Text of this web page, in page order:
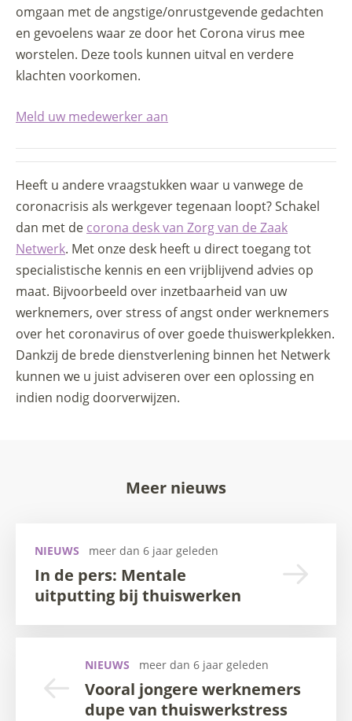
omgaan met de angstige/onrustgevende gedachten
en gevoelens waar ze door het Corona virus mee
worstelen. Deze tools kunnen uitval en verdere
klachten voorkomen.
Meld uw medewerker aan
Heeft u andere vraagstukken waar u vanwege de
coronacrisis als werkgever tegenaan loopt? Schakel
dan met de corona desk van Zorg van de Zaak
Netwerk. Met onze desk heeft u direct toegang tot
specialistische kennis en een vrijblijvend advies op
maat. Bijvoorbeeld over inzetbaarheid van uw
werknemers, over stress of angst onder werknemers
over het coronavirus of over goede thuiswerkplekken.
Dankzij de brede dienstverlening binnen het Netwerk
kunnen we u juist adviseren over een oplossing en
indien nodig doorverwijzen.
Meer nieuws
NIEUWS meer dan 6 jaar geleden
In de pers: Mentale
uitputting bij thuiswerken
NIEUWS meer dan 6 jaar geleden
Vooral jongere werknemers
dupe van thuiswerkstress